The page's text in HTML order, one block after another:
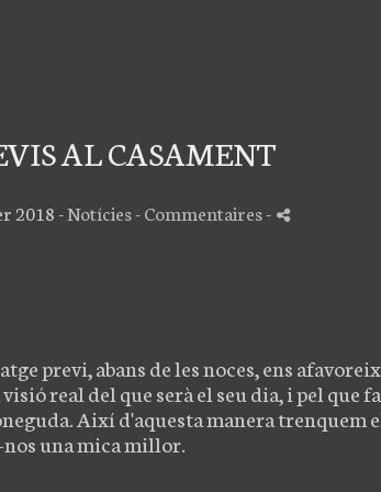
AL CASAMENT
2018 -Notícies- Commentaires-
previ, abans de les noces, ens
real del que serà el seu dia, i pel que
Així d'aquesta manera trenquem
una mica millor.